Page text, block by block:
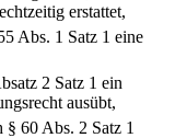
erstattet,
Abs. 1 Satz 1 eine
2 Satz 1 ein
ausübt,
60 Abs. 2 Satz 1